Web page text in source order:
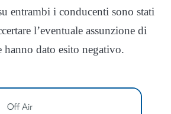
entrambi i conducenti sono stati
l’eventuale assunzione di
hanno dato esito negativo.